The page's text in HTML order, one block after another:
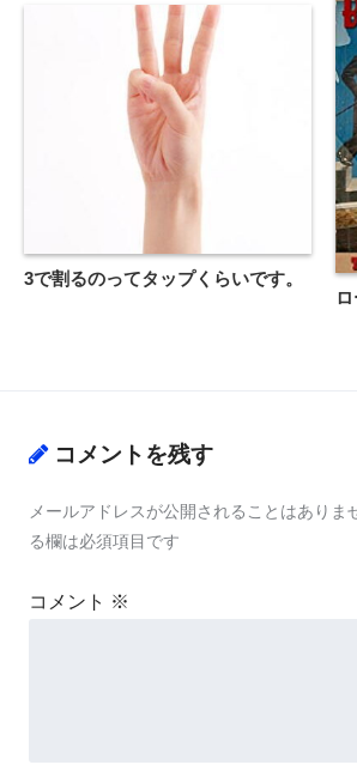
3で割るのってタップくらいです。
コメントを残す
メールアドレスが公開されることはありま
る欄は必須項目です
コメント ※